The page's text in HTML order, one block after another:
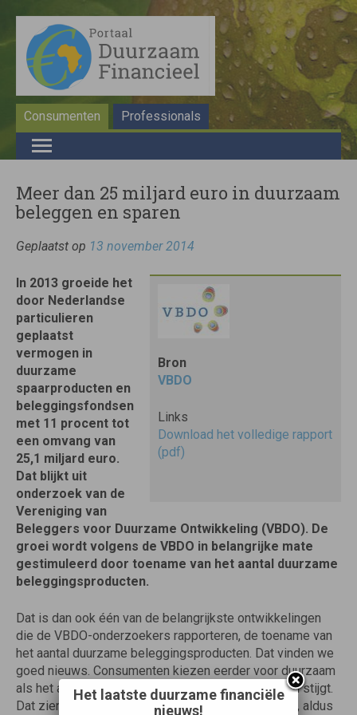
Consumenten Professionals
Meer dan 25 miljard euro in duurzaam
beleggen en sparen
Geplaatst op 13 november 2014
Bron
VBDO
Links
Download het volledige rapport
(pdf)
In 2013 groeide het
door Nederlandse
particulieren
geplaatst
vermogen in
duurzame
spaarproducten en
beleggingsfondsen
met 11 procent tot
een omvang van
25,1 miljard euro.
Dat blijkt uit
onderzoek van de
Vereniging van
Beleggers voor Duurzame Ontwikkeling (VBDO). De
groei wordt volgens de VBDO in belangrijke mate
gestimuleerd door toename van het aantal duurzame
beleggingsproducten.
Dat is dan ook één van de belangrijkste ontwikkelingen
die de VBDO-onderzoekers rapporteren, de toename van
het aantal duurzame beleggingsproducten. Dat vinden we
goed nieuws. Consumenten kiezen eerder voor duurzaam
als het aanbod van duurzame beleggingsproducten stijgt.
Dat zien we vertaald in een groeiend marktaandeel, aldus
Het laatste duurzame financiële
nieuws!